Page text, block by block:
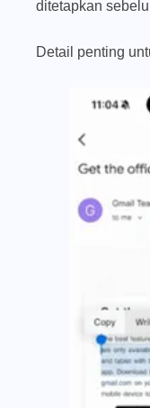
ditetapkan
Detail penting